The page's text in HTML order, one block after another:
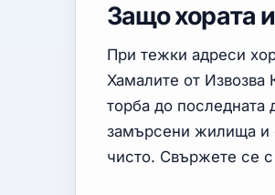
Защо хората
При тежки адреси
Хамалите от
торба до последната
замърсени жилища и
чисто. Свържете се